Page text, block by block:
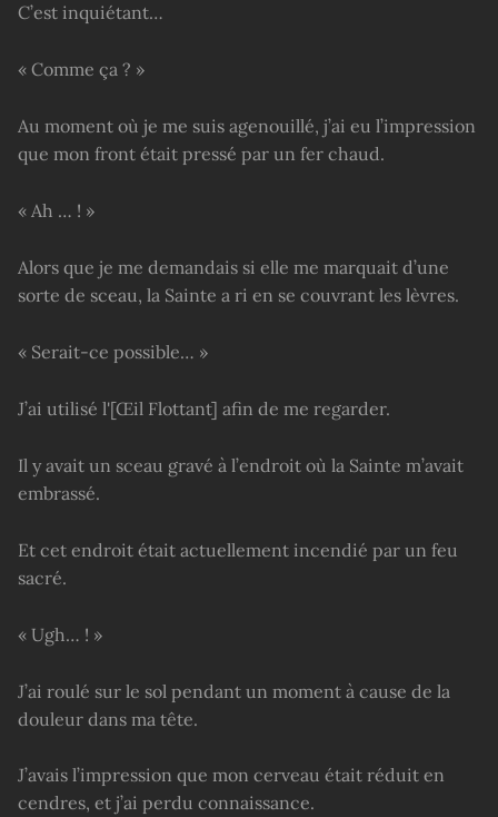
C’est inquiétant…
« Comme ça ? »
Au moment où je me suis agenouillé, j’ai eu l’impression
que mon front était pressé par un fer chaud.
« Ah … ! »
Alors que je me demandais si elle me marquait d’une
sorte de sceau, la Sainte a ri en se couvrant les lèvres.
« Serait-ce possible… »
J’ai utilisé l'[Œil Flottant] afin de me regarder.
Il y avait un sceau gravé à l’endroit où la Sainte m’avait
embrassé.
Et cet endroit était actuellement incendié par un feu
sacré.
« Ugh… ! »
J’ai roulé sur le sol pendant un moment à cause de la
douleur dans ma tête.
J’avais l’impression que mon cerveau était réduit en
cendres, et j’ai perdu connaissance.